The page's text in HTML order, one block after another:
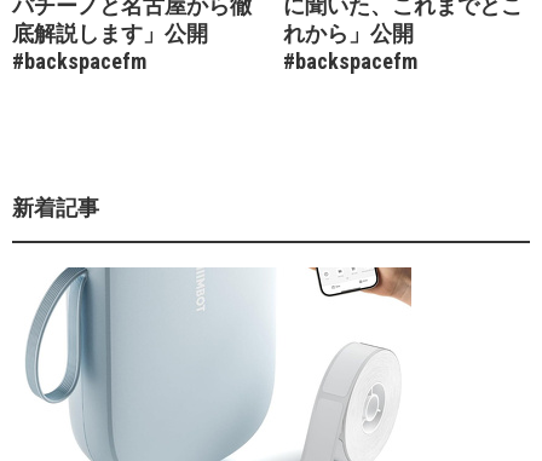
底解説します」公開
#backspacefm
れから」公開
#backspacefm
新着記事